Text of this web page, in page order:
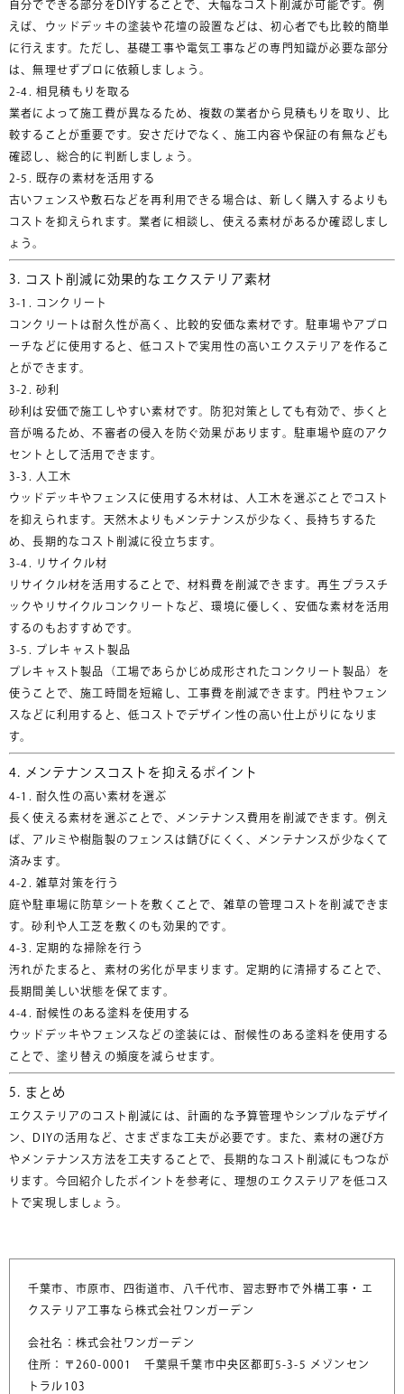
自分でできる部分をDIYすることで、大幅なコスト削減が可能です。例
えば、ウッドデッキの塗装や花壇の設置などは、初心者でも比較的簡単
に行えます。ただし、基礎工事や電気工事などの専門知識が必要な部分
は、無理せずプロに依頼しましょう。
2-4. 相見積もりを取る
業者によって施工費が異なるため、複数の業者から見積もりを取り、比
較することが重要です。安さだけでなく、施工内容や保証の有無なども
確認し、総合的に判断しましょう。
2-5. 既存の素材を活用する
古いフェンスや敷石などを再利用できる場合は、新しく購入するよりも
コストを抑えられます。業者に相談し、使える素材があるか確認しまし
ょう。
3. コスト削減に効果的なエクステリア素材
3-1. コンクリート
コンクリートは耐久性が高く、比較的安価な素材です。駐車場やアプロ
ーチなどに使用すると、低コストで実用性の高いエクステリアを作るこ
とができます。
3-2. 砂利
砂利は安価で施工しやすい素材です。防犯対策としても有効で、歩くと
音が鳴るため、不審者の侵入を防ぐ効果があります。駐車場や庭のアク
セントとして活用できます。
3-3. 人工木
ウッドデッキやフェンスに使用する木材は、人工木を選ぶことでコスト
を抑えられます。天然木よりもメンテナンスが少なく、長持ちするた
め、長期的なコスト削減に役立ちます。
3-4. リサイクル材
リサイクル材を活用することで、材料費を削減できます。再生プラスチ
ックやリサイクルコンクリートなど、環境に優しく、安価な素材を活用
するのもおすすめです。
3-5. プレキャスト製品
プレキャスト製品（工場であらかじめ成形されたコンクリート製品）を
使うことで、施工時間を短縮し、工事費を削減できます。門柱やフェン
スなどに利用すると、低コストでデザイン性の高い仕上がりになりま
す。
4. メンテナンスコストを抑えるポイント
4-1. 耐久性の高い素材を選ぶ
長く使える素材を選ぶことで、メンテナンス費用を削減できます。例え
ば、アルミや樹脂製のフェンスは錆びにくく、メンテナンスが少なくて
済みます。
4-2. 雑草対策を行う
庭や駐車場に防草シートを敷くことで、雑草の管理コストを削減できま
す。砂利や人工芝を敷くのも効果的です。
4-3. 定期的な掃除を行う
汚れがたまると、素材の劣化が早まります。定期的に清掃することで、
長期間美しい状態を保てます。
4-4. 耐候性のある塗料を使用する
ウッドデッキやフェンスなどの塗装には、耐候性のある塗料を使用する
ことで、塗り替えの頻度を減らせます。
5. まとめ
エクステリアのコスト削減には、計画的な予算管理やシンプルなデザイ
ン、DIYの活用など、さまざまな工夫が必要です。また、素材の選び方
やメンテナンス方法を工夫することで、長期的なコスト削減にもつなが
ります。今回紹介したポイントを参考に、理想のエクステリアを低コス
トで実現しましょう。
千葉市、市原市、四街道市、八千代市、習志野市で外構工事・エ
クステリア工事なら株式会社ワンガーデン
会社名：株式会社ワンガーデン
住所：〒260-0001 千葉県千葉市中央区都町5-3-5 メゾンセン
トラル103